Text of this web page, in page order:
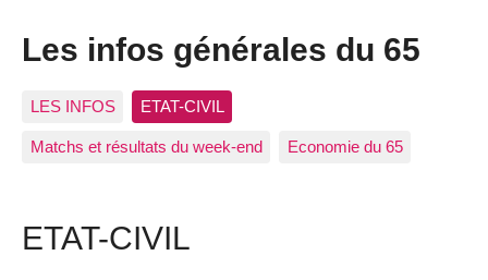
Les infos générales du 65
LES INFOS ETAT-CIVIL
Matchs et résultats du week-end Economie du 65
ETAT-CIVIL